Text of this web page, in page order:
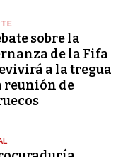
sobre la
de la Fifa
a la tregua
reunión de